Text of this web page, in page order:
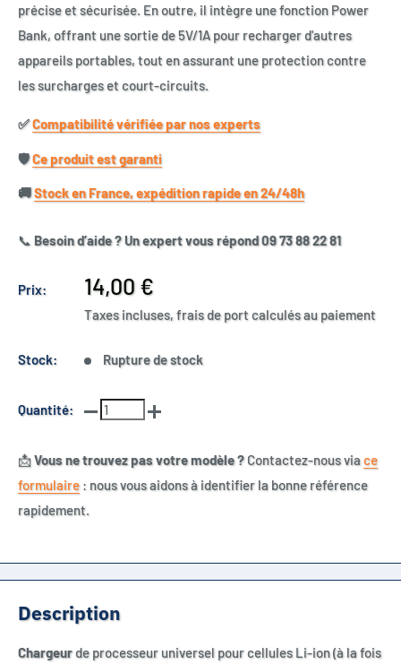
précise et sécurisée. En outre, il intègre une fonction Power
Bank, offrant une sortie de 5V/1A pour recharger d'autres
appareils portables, tout en assurant une protection contre
les surcharges et court-circuits.
✅​Compatibilité vérifiée par nos experts
🛡️​Ce produit est garanti
🚚​Stock en France, expédition rapide en 24/48h
📞 Besoin d’aide ? Un expert vous répond 09 73 88 22 81
Prix:
Prix
réduit
14,00 €
Taxes incluses, frais de port calculés au paiement
Stock: Rupture de stock
Quantité:
📩Vous ne trouvez pas votre modèle ?Contactez-nous viace
formulaire : nous vous aidons à identifier la bonne référence
rapidement.
Description
Chargeurde processeur universel pour cellules Li-ion (à la fois